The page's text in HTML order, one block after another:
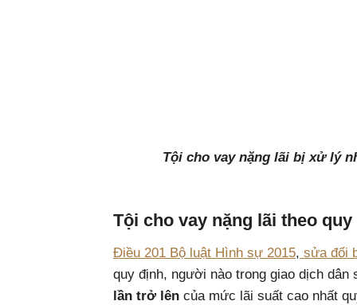
Tội cho vay nặng lãi bị xử lý
Tội cho vay nặng lãi theo
Điều 201 Bộ luật Hình sự 2015, sửa đổi
quy định, người nào trong giao dịch
lần trở lên của mức lãi suất cao nhất